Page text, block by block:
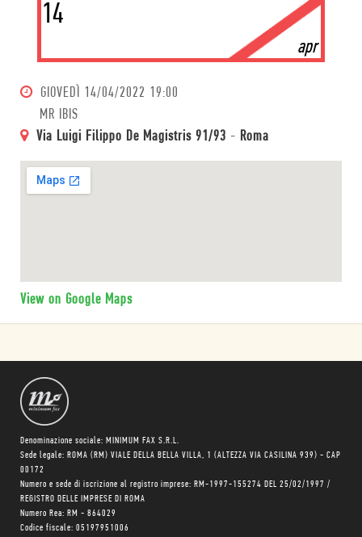
14
apr
GIOVEDÌ 14/04/2022 19:00
MR IBIS
Via Luigi Filippo De Magistris 91/93 - Roma
View on Google Maps
Denominazione sociale: MINIMUM FAX S.R.L.
Sede legale: ROMA (RM) VIALE DELLA BELLA VILLA, 1 (ALTEZZA VIA CASILINA 939) - CAP
00172
Numero e sede di iscrizione al registro imprese: RM-1997-155274 DEL 25/02/1997 /
REGISTRO DELLE IMPRESE DI ROMA
Numero Rea: RM - 864029
Codice fiscale: 05197951006